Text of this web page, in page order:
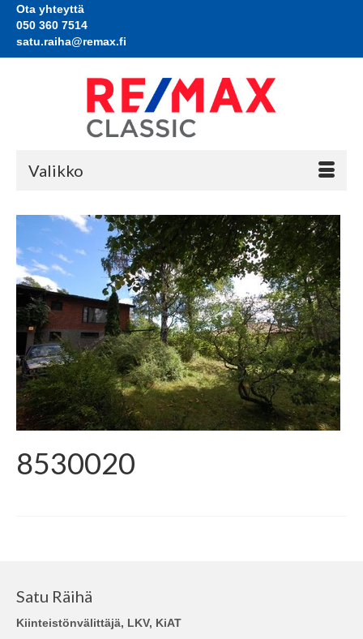
Ota yhteyttä
050 360 7514
satu.raiha@remax.fi
Valikko
8530020
Satu Räihä
Kiinteistönvälittäjä, LKV, KiAT